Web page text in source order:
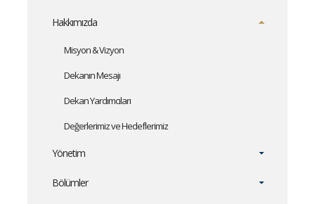
Hakkımızda
Misyon & Vizyon
Dekanın Mesajı
Dekan Yardımcıları
Değerlerimiz ve Hedeflerimiz
Yönetim
Bölümler